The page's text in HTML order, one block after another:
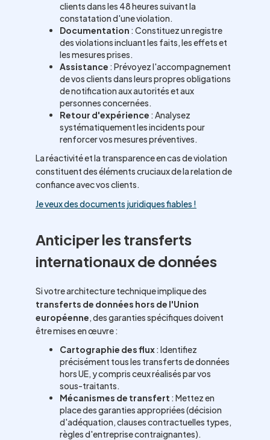
clients dans les 48 heures suivant la
constatation d'une violation.
Documentation : Constituez un registre
des violations incluant les faits, les effets et
les mesures prises.
Assistance : Prévoyez l'accompagnement
de vos clients dans leurs propres obligations
de notification aux autorités et aux
personnes concernées.
Retour d'expérience : Analysez
systématiquement les incidents pour
renforcer vos mesures préventives.
La réactivité et la transparence en cas de violation
constituent des éléments cruciaux de la relation de
confiance avec vos clients.
Je veux des documents juridiques fiables !
Anticiper les transferts
internationaux de données
Si votre architecture technique implique des
transferts de données hors de l'Union
européenne, des garanties spécifiques doivent
être mises en œuvre :
Cartographie des flux: Identifiez
précisément tous les transferts de données
hors UE, y compris ceux réalisés par vos
sous-traitants.
Mécanismes de transfert : Mettez en
place des garanties appropriées (décision
d'adéquation, clauses contractuelles types,
règles d'entreprise contraignantes).